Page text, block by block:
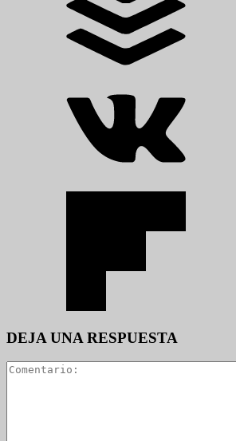
DEJA UNA RESPUESTA